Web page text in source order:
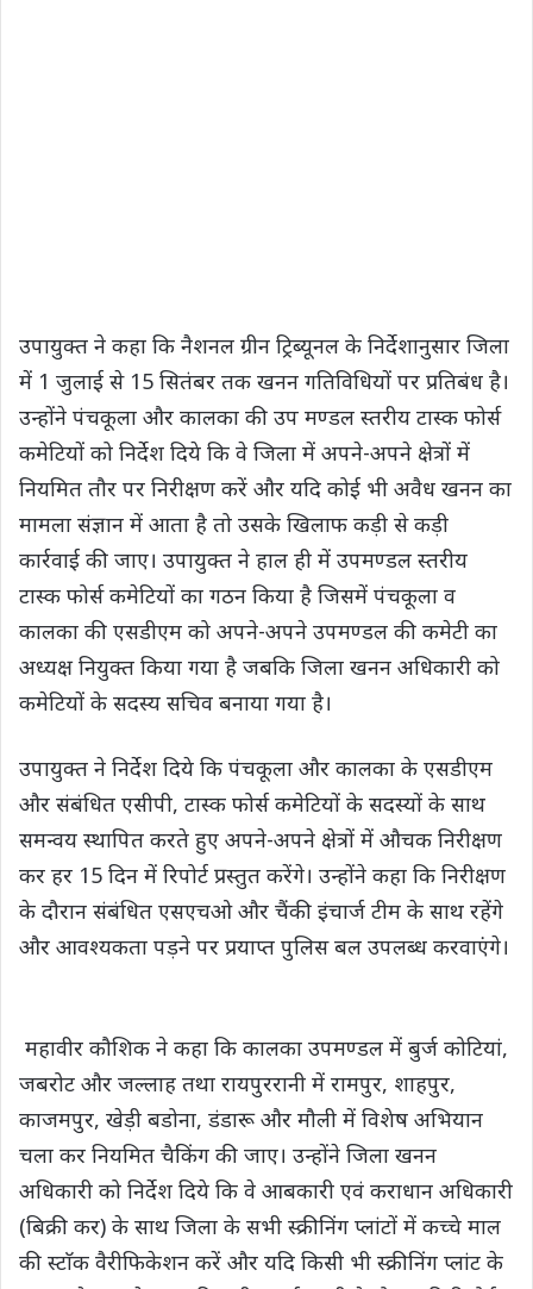
उपायुक्त ने कहा कि नैशनल ग्रीन ट्रिब्यूनल के निर्देशानुसार जिला
में 1 जुलाई से 15 सितंबर तक खनन गतिविधियों पर प्रतिबंध है।
उन्होंने पंचकूला और कालका की उप मण्डल स्तरीय टास्क फोर्स
कमेटियों को निर्देश दिये कि वे जिला में अपने-अपने क्षेत्रों में
नियमित तौर पर निरीक्षण करें और यदि कोई भी अवैध खनन का
मामला संज्ञान में आता है तो उसके खिलाफ कड़ी से कड़ी
कार्रवाई की जाए। उपायुक्त ने हाल ही में उपमण्डल स्तरीय
टास्क फोर्स कमेटियों का गठन किया है जिसमें पंचकूला व
कालका की एसडीएम को अपने-अपने उपमण्डल की कमेटी का
अध्यक्ष नियुक्त किया गया है जबकि जिला खनन अधिकारी को
कमेटियों के सदस्य सचिव बनाया गया है।
उपायुक्त ने निर्देश दिये कि पंचकूला और कालका के एसडीएम
और संबंधित एसीपी, टास्क फोर्स कमेटियों के सदस्यों के साथ
समन्वय स्थापित करते हुए अपने-अपने क्षेत्रों में औचक निरीक्षण
कर हर 15 दिन में रिपोर्ट प्रस्तुत करेंगे। उन्होंने कहा कि निरीक्षण
के दौरान संबंधित एसएचओ और चैंकी इंचार्ज टीम के साथ रहेंगे
और आवश्यकता पड़ने पर प्रयाप्त पुलिस बल उपलब्ध करवाएंगे।
महावीर कौशिक ने कहा कि कालका उपमण्डल में बुर्ज कोटियां,
जबरोट और जल्लाह तथा रायपुररानी में रामपुर, शाहपुर,
काजमपुर, खेड़ी बडोना, डंडारू और मौली में विशेष अभियान
चला कर नियमित चैकिंग की जाए। उन्होंने जिला खनन
अधिकारी को निर्देश दिये कि वे आबकारी एवं कराधान अधिकारी
(बिक्री कर) के साथ जिला के सभी स्क्रीनिंग प्लांटों में कच्चे माल
की स्टाॅक वैरीफिकेशन करें और यदि किसी भी स्क्रीनिंग प्लांट के